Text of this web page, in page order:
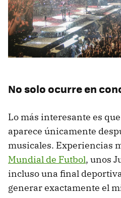
No solo ocurre en
Lo más interesante es
aparece únicamente
musicales. Experiencias
Mundial de Futbol, unos
incluso una final
generar exactamente el